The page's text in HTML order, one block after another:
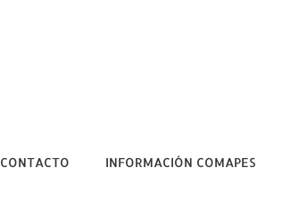
CONTACTO INFORMACIÓN COMAPES